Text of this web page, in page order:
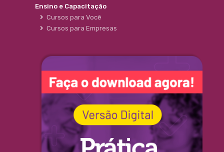
Ensino e Capacitação
Cursos para Você
Cursos para Empresas